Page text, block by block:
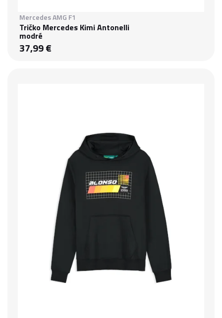
Mercedes AMG F1
Tričko Mercedes Kimi Antonelli
modré
37,99 €